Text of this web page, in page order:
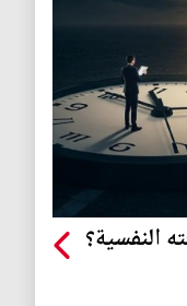
النفسية؟